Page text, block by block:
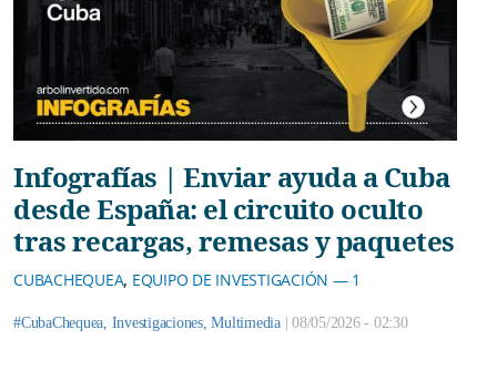
Infografías | Enviar ayuda a Cuba
desde España: el circuito oculto
tras recargas, remesas y paquetes
CUBACHEQUEA, EQUIPO DE INVESTIGACIÓN — 1
#CubaChequea Investigaciones,Multimedia | 08/05/2026 - 02:30